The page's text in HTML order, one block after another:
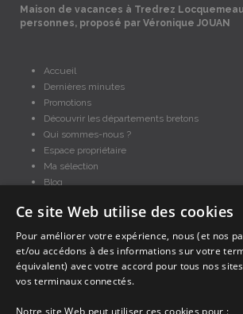
Maison de vacances à Tredrez
personnes, proposé par Véronique JOUAN
Accueil
Dernières minutes
Promotions
Découvrir les départements bretons
Qui sommes-nous ?
Espace propriétaire
Ma sélection
Blog
Mentions légales
En partenariat avec Clévacances des Côtes d'Armor
Clévacances est un label national de référence,
et grille de critères nationales pour certifier la qualité
Ce site Web utilise des cookies
Pour améliorer votre expérience, nous (et nos
et/ou accédons à des informations sur votre
équivalent) avec votre accord pour tous nos
vos terminaux connectés.
Notre site Web peut utiliser ces cookies pour :